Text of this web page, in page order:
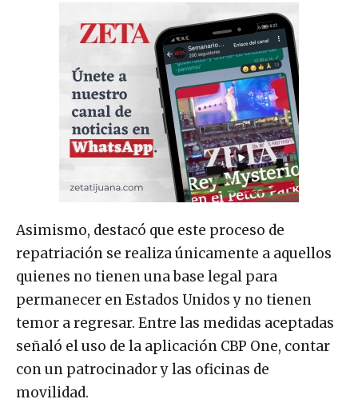
Asimismo, destacó que este proceso de
repatriación se realiza únicamente a aquellos
quienes no tienen una base legal para
permanecer en Estados Unidos y no tienen
temor a regresar. Entre las medidas aceptadas
señaló el uso de la aplicación CBP One, contar
con un patrocinador y las oficinas de
movilidad.